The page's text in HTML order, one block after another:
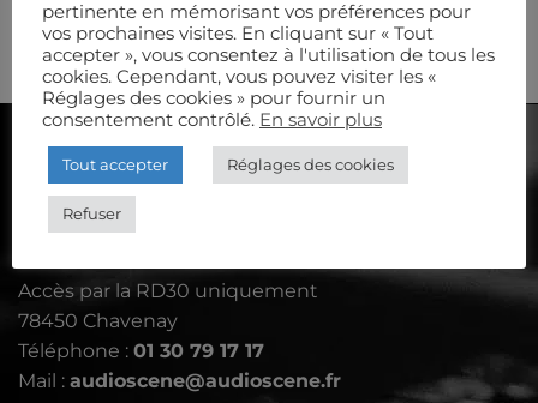
AUDIOSCÈNE
Le Petit Aulnay - rue de Davron
Accès par la RD30 uniquement
78450 Chavenay
Téléphone : 01 30 79 17 17
Mail : audioscene@audioscene.fr
pertinente en mémorisant vos préférences pour
vos prochaines visites. En cliquant sur « Tout
accepter », vous consentez à l'utilisation de tous les
cookies. Cependant, vous pouvez visiter les «
Réglages des cookies » pour fournir un
consentement contrôlé. En savoir plus
Tout accepter Réglages des cookies
Refuser